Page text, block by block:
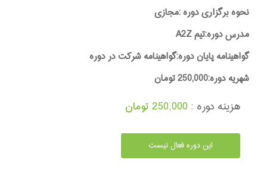
نحوه برگزاری دوره :مجازی
مدرس دوره:تیم A2Z
گواهینامه پایان دوره:گواهینامه شرکت در دوره
شهریه دوره:250,000 تومان
هزینه دوره : 250,000 تومان
این دوره فعال نیست